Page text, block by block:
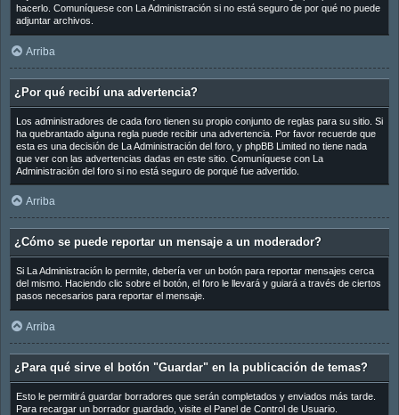
hacerlo. Comuníquese con La Administración si no está seguro de por qué no puede
adjuntar archivos.
Arriba
¿Por qué recibí una advertencia?
Los administradores de cada foro tienen su propio conjunto de reglas para su sitio. Si
ha quebrantado alguna regla puede recibir una advertencia. Por favor recuerde que
esta es una decisión de La Administración del foro, y phpBB Limited no tiene nada
que ver con las advertencias dadas en este sitio. Comuníquese con La
Administración del foro si no está seguro de porqué fue advertido.
Arriba
¿Cómo se puede reportar un mensaje a un moderador?
Si La Administración lo permite, debería ver un botón para reportar mensajes cerca
del mismo. Haciendo clic sobre el botón, el foro le llevará y guiará a través de ciertos
pasos necesarios para reportar el mensaje.
Arriba
¿Para qué sirve el botón "Guardar" en la publicación de temas?
Esto le permitirá guardar borradores que serán completados y enviados más tarde.
Para recargar un borrador guardado, visite el Panel de Control de Usuario.